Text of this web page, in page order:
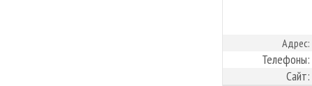
Адрес:
Телефоны:
Сайт: